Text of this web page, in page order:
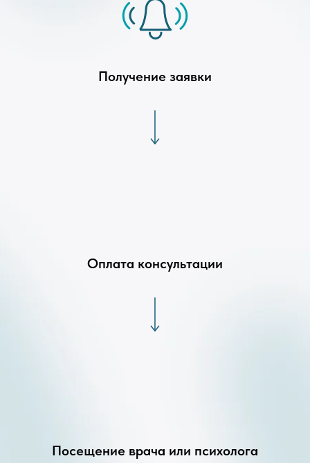
Получение заявки
Оплата консультации
Посещение врача или психолога